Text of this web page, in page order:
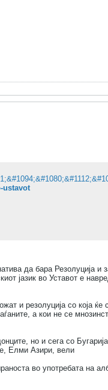
ustavot
да бара Резолуција и
јазик во Уставот е
и резолуција со која ќе
а кои не се
но и сега со
Елми Азири, вели
во употребата на